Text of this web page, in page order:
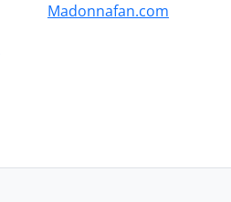
Madonnafan.com